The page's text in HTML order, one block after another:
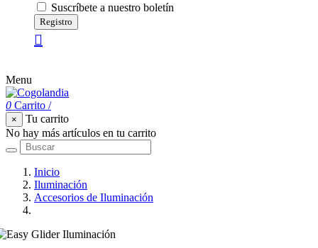
Suscríbete a nuestro boletín
Registro
Menu
0 Carrito /
×
Tu carrito
No hay más artículos en tu carrito
Inicio
Iluminación
Accesorios de Iluminación